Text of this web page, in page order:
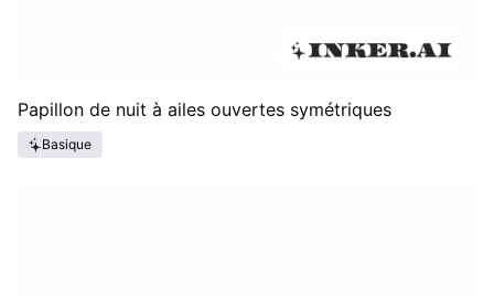
Papillon de nuit à ailes ouvertes symétriques
Basique